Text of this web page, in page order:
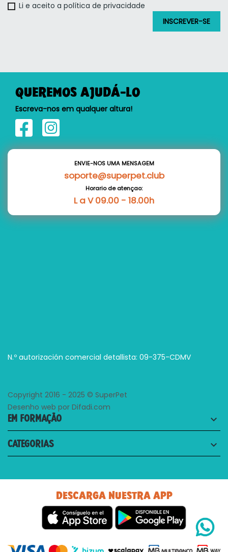
Li e aceito a política de privacidade
QUEREMOS AJUDÁ-LO
Escreva-nos em qualquer altura!
ENVIE-NOS UMA MENSAGEM
soporte@superpet.club
Horario de atençao:
L a V 09.00 - 18.00h
N.º autorización comercial detallista: 09-375-CDMV
Copyright 2016 - 2025 © SuperPet
Desenho web por Difadi.com
EM FORMAÇÃO keyboard_arrow_down
CATEGORIAS keyboard_arrow_down
DESCARGA NUESTRA APP